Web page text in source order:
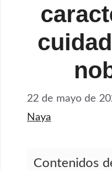
22 de mayo de
Naya
Contenidos